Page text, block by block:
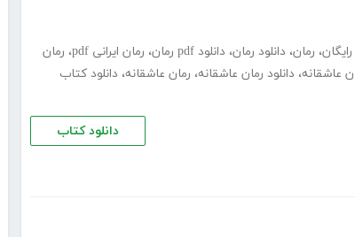
، رمان، دانلود رمان، دانلود pdf رمان ، رمان ایرانی pdf ، رمان
عاشقانه، دانلود رمان عاشقانه، رمان عاشقانه، دانلود کتاب
دانلود کتاب